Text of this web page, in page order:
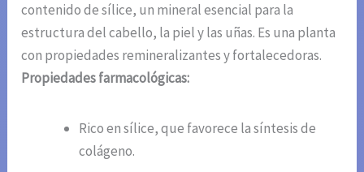
contenido de sílice, un mineral esencial para la
estructura del cabello, la piel y las uñas. Es una planta
con propiedades remineralizantes y fortalecedoras.
Propiedades farmacológicas:
Rico en sílice, que favorece la síntesis de
colágeno.